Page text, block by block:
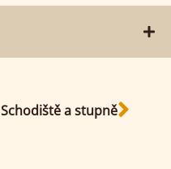
Schodiště a stupně